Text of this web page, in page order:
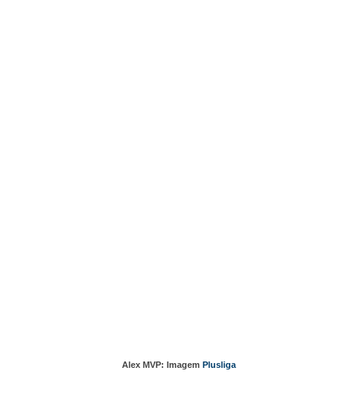
Alex MVP: Imagem Plusliga